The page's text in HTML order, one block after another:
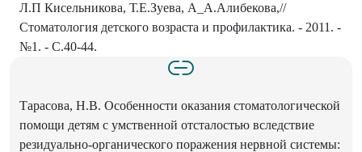
Л.П Кисельникова, Т.Е.Зуева, А_А.Алибекова,//
Стоматология детского возраста и профилактика. - 2011. -
№1. - С.40-44.
Тарасова, Н.В. Особенности оказания стоматологической
помощи детям с умственной отсталостью вследствие
резидуально-органического поражения нервной системы: